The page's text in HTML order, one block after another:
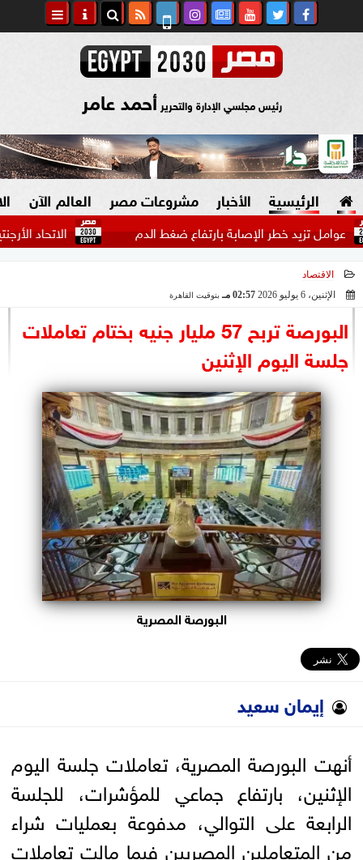
رئيس مجلسي الإدارة والتحرير أحمد عامر
الرئيسية الأخبار
السياسة
الرئاسة
البرلمان
الوزارات
الأحزاب
مشروعات مصر العالم الآن
الاتحاد الأرجنتيني خطر الإصابة بارتفاع ضغط الدم
الاقتصاد
الإثنين، 6 يوليو 2026
02:57 مـ بتوقيت القاهرة
البورصة تربح 57 مليار جنيه بختام تعاملات
جلسة اليوم الإثنين
البورصة المصرية
إيمان سعيد
أنهت البورصة المصرية، تعاملات جلسة اليوم
الإثنين، بارتفاع جماعي للمؤشرات، للجلسة
الرابعة على التوالي، مدفوعة بعمليات شراء
من المتعاملين المصريين فيما مالت تعاملات